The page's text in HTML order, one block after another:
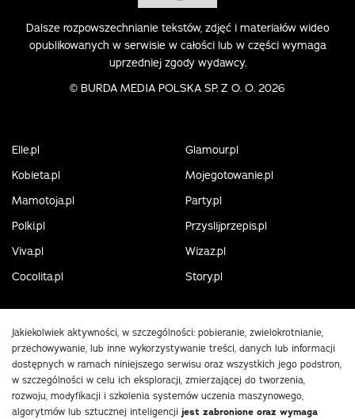
Dalsze rozpowszechnianie tekstów, zdjęć i materiałów wideo
opublikowanych w serwisie w całości lub w części wymaga
uprzedniej zgody wydawcy.
© BURDA MEDIA POLSKA SP. Z O. O. 2026
Elle.pl
Glamour.pl
Kobieta.pl
Mojegotowanie.pl
Mamotoja.pl
Party.pl
Polki.pl
Przyslijprzepis.pl
Viva.pl
Wizaz.pl
Cocolita.pl
Story.pl
Jakiekolwiek aktywności, w szczególności: pobieranie, zwielokrotnianie,
przechowywanie, lub inne wykorzystywanie treści, danych lub informacji
dostępnych w ramach niniejszego serwisu oraz wszystkich jego podstron,
w szczególności w celu ich eksploracji, zmierzającej do tworzenia,
rozwoju, modyfikacji i szkolenia systemów uczenia maszynowego,
algorytmów lub sztucznej inteligencji jest zabronione oraz wymaga